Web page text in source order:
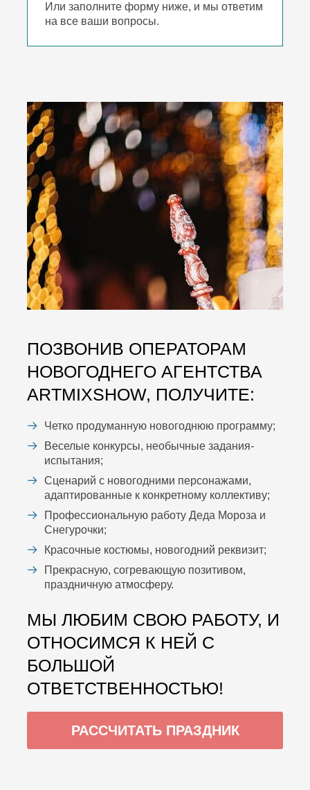
Или заполните форму ниже, и мы ответим
на все ваши вопросы.
ПОЗВОНИВ ОПЕРАТОРАМ
НОВОГОДНЕГО АГЕНТСТВА
ARTMIXSHOW, ПОЛУЧИТЕ:
Четко продуманную новогоднюю программу;
Веселые конкурсы, необычные задания-
испытания;
Сценарий с новогодними персонажами,
адаптированные к конкретному коллективу;
Профессиональную работу Деда Мороза и
Снегурочки;
Красочные костюмы, новогодний реквизит;
Прекрасную, согревающую позитивом,
праздничную атмосферу.
МЫ ЛЮБИМ СВОЮ РАБОТУ, И
ОТНОСИМСЯ К НЕЙ С
БОЛЬШОЙ
ОТВЕТСТВЕННОСТЬЮ!
РАССЧИТАТЬ ПРАЗДНИК